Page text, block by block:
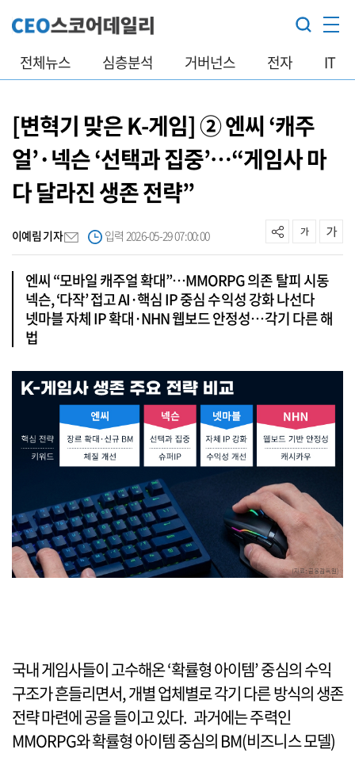
전체뉴스 심층분석 거버넌스 전자 IT
[변혁기 맞은 K-게임] ② 엔씨 ‘캐주
얼’·넥슨 ‘선택과 집중’…“게임사 마
다 달라진 생존 전략”
이예림 기자 입력 2026-05-29 07:00:00
엔씨 “모바일 캐주얼 확대”…MMORPG 의존 탈피 시동
넥슨, ‘다작’ 접고 AI·핵심 IP 중심 수익성 강화 나선다
넷마블 자체 IP 확대·NHN 웹보드 안정성…각기 다른 해
법
국내 게임사들이 고수해온 ‘확률형 아이템’ 중심의 수익
구조가 흔들리면서, 개별 업체별로 각기 다른 방식의 생존
전략 마련에 공을 들이고 있다. 과거에는 주력인
MMORPG와 확률형 아이템 중심의 BM(비즈니스 모델)